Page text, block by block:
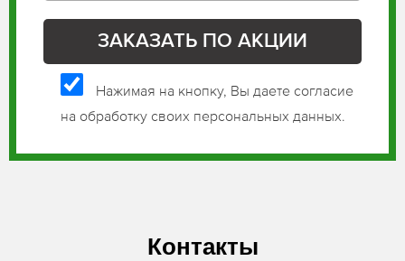
Нажимая на кнопку, Вы даете согласие
на обработку своих персональных данных.
Контакты